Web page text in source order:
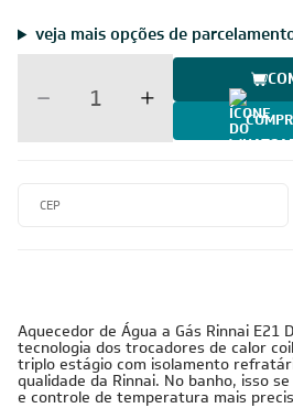
veja mais opções de
Aquecedor de Água a Gás Rinnai E21
tecnologia dos trocadores de calor
triplo estágio com isolamento
qualidade da Rinnai. No banho, isso
e controle de temperatura mais